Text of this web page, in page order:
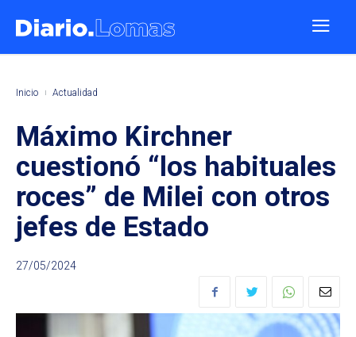
Inicio Actualidad
Máximo Kirchner
cuestionó “los habituales
roces” de Milei con otros
jefes de Estado
27/05/2024